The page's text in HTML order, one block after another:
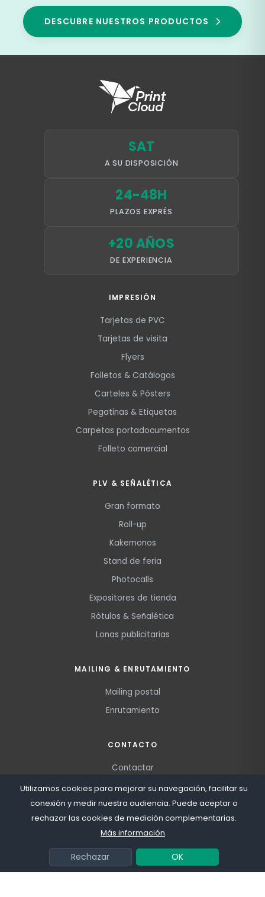
Utilizamos cookies para mejorar su navegación, facilitar su
conexión y medir nuestra audiencia. Puede aceptar o
rechazar las cookies de medición complementarias.
Más información.
Rechazar OK
DESCUBRE NUESTROS PRODUCTOS
SAT
A SU DISPOSICIÓN
24-48H
PLAZOS EXPRÉS
+20 AÑOS
DE EXPERIENCIA
IMPRESIÓN
Tarjetas de PVC
Tarjetas de visita
Flyers
Folletos & Catálogos
Carteles & Pósters
Pegatinas & Etiquetas
Carpetas portadocumentos
Folleto comercial
PLV & SEÑALÉTICA
Gran formato
Roll-up
Kakemonos
Stand de feria
Photocalls
Expositores de tienda
Rótulos & Señalética
Lonas publicitarias
MAILING & ENRUTAMIENTO
Mailing postal
Enrutamiento
CONTACTO
Contactar
Solicitar presupuesto
ColaboradoresCondiciones de venta
Aviso legalPolítica de privacidad
© 2026 · Todos los derechos reservados